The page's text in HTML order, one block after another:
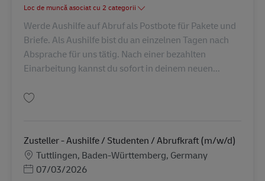
Loc de muncă asociat cu 2 categorii
Werde Aushilfe auf Abruf als Postbote für Pakete und
Briefe. Als Aushilfe bist du an einzelnen Tagen nach
Absprache für uns tätig. Nach einer bezahlten
Einarbeitung kannst du sofort in deinem neuen...
Zusteller - Aushilfe / Studenten / Abrufkraft (m/w/d)
Locație
Tuttlingen, Baden-Württemberg, Germany
Posted Date
07/03/2026